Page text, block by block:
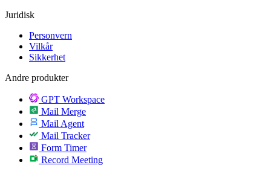
Juridisk
Personvern
Vilkår
Sikkerhet
Andre produkter
GPT Workspace
Mail Merge
Mail Agent
Mail Tracker
Form Timer
Record Meeting